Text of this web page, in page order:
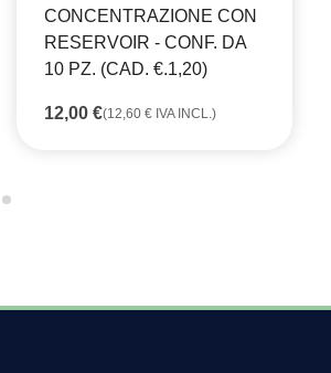
CONCENTRAZIONE CON
RESERVOIR - CONF. DA
10 PZ. (CAD. €.1,20)
12,00 €(12,60 € IVA INCL.)